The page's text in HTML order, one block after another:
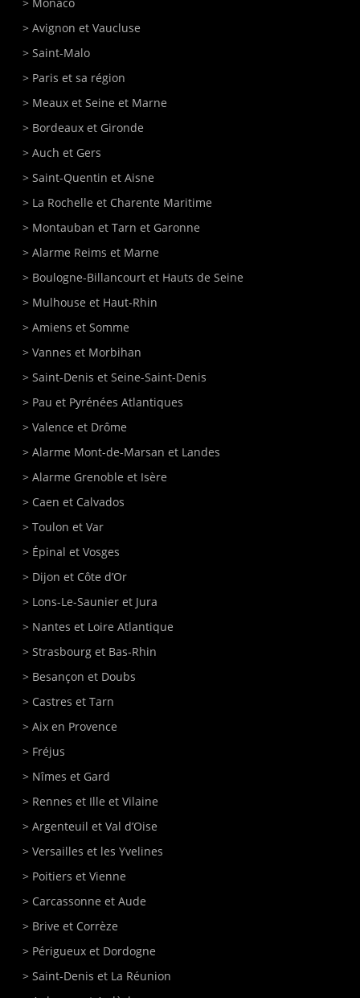
>Avignon et Vaucluse
>Saint-Malo
> Paris et sa région
> Meaux et Seine et Marne
> Bordeaux et Gironde
>Auch et Gers
>Saint-Quentin et Aisne
> La Rochelle et Charente Maritime
> Montauban et Tarn et Garonne
>Alarme Reims et Marne
> Boulogne-Billancourt et Hauts de Seine
> Mulhouse et Haut-Rhin
>Amiens et Somme
>Vannes et Morbihan
>Saint-Denis et Seine-Saint-Denis
> Pau et Pyrénées Atlantiques
>Valence et Drôme
>Alarme Mont-de-Marsan et Landes
>Alarme Grenoble et Isère
> Caen et Calvados
>Toulon et Var
> Épinal et Vosges
> Dijon et Côte d’Or
> Lons-Le-Saunier et Jura
> Nantes et Loire Atlantique
>Strasbourg et Bas-Rhin
> Besançon et Doubs
> Castres et Tarn
>Aix en Provence
> Fréjus
> Nîmes et Gard
> Rennes et Ille et Vilaine
>Argenteuil et Val d’Oise
>Versailles et les Yvelines
> Poitiers et Vienne
> Carcassonne et Aude
> Brive et Corrèze
> Périgueux et Dordogne
>Saint-Denis et La Réunion